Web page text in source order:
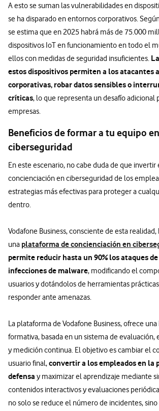
A esto se suman las vulnerabilidades en
se ha disparado en entornos corporativos.
se estima que en 2025 habrá más de 75.000
dispositivos IoT en funcionamiento en todo el
ellos con medidas de seguridad insuficientes.
estos dispositivos permiten a los atacantes
corporativas, robar datos sensibles o
críticas, lo que representa un desafío adicional
empresas.
Beneficios de formar a tu equipo en
ciberseguridad
En este escenario, no cabe duda de que
concienciación en ciberseguridad de los
estrategias más efectivas para proteger a
dentro.
Vodafone Business, consciente de esta
una plataforma de concienciación en
permite reducir hasta un 90% los ataques
infecciones de malware, modificando el
usuarios y dotándolos de herramientas
responder ante amenazas.
La plataforma de Vodafone Business, ofrece
formativa, basada en un sistema de evaluación,
y medición continua. El objetivo es cambiar el
usuario final,convertir a los empleados en la
defensa y maximizar el aprendizaje mediante
contenidos interactivos y evaluaciones
no solo se reduce el número de incidentes, sino